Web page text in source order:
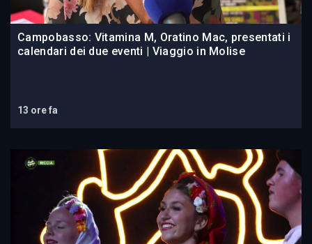
Campobasso: Vitamina M, Oratino Mac, presentati i
calendari dei due eventi | Viaggio in Molise
13 ore fa